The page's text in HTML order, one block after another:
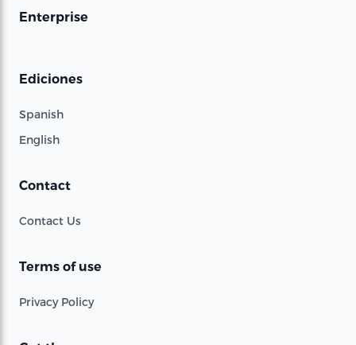
Enterprise
Ediciones
Spanish
English
Contact
Contact Us
Terms of use
Privacy Policy